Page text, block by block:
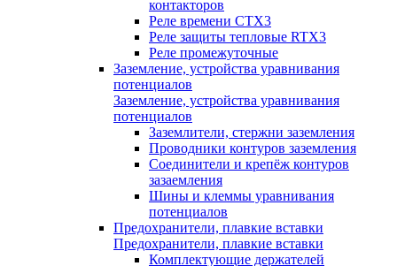
контакторов
Реле времени CTX3
Реле защиты тепловые RTX3
Реле промежуточные
Заземление, устройства уравнивания
потенциалов
Заземление, устройства уравнивания
потенциалов
Заземлители, стержни заземления
Проводники контуров заземления
Соединители и крепёж контуров
зазаемления
Шины и клеммы уравнивания
потенциалов
Предохранители, плавкие вставки
Предохранители, плавкие вставки
Комплектующие держателей